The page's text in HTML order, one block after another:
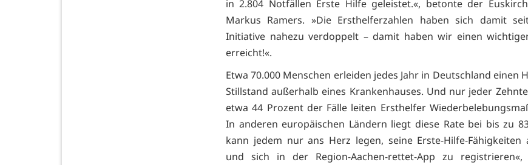
in 2.804 Notfällen Erste Hilfe geleistet.«, betonte der
Markus Ramers. »Die Ersthelferzahlen haben sich damit
Initiative nahezu verdoppelt – damit haben wir einen
erreicht!«.
Etwa 70.000 Menschen erleiden jedes Jahr in Deutschland einen
Stillstand außerhalb eines Krankenhauses. Und nur jeder
etwa 44 Prozent der Fälle leiten Ersthelfer
In anderen europäischen Ländern liegt diese Rate bei bis zu
kann jedem nur ans Herz legen, seine Erste-Hilfe-Fähigkeiten
und sich in der Region-Aachen-rettet-App zu